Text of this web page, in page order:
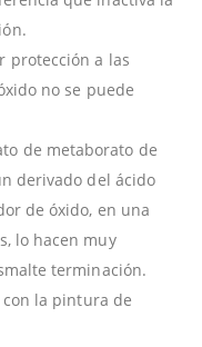
protección a las
no se puede
de metaborato de
derivado del ácido
de óxido, en una
lo hacen muy
terminación.
la pintura de